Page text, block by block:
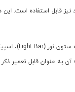
استیشن 4، بلکه برای کامپیوتر، لپتاپ و گوشی
به عنوان قابل تعمیر